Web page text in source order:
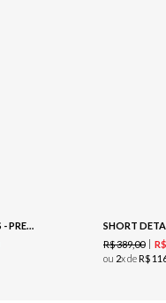
SHORT COM FRISOS - PRETO
R$389,00 R$
ou 2x deR$